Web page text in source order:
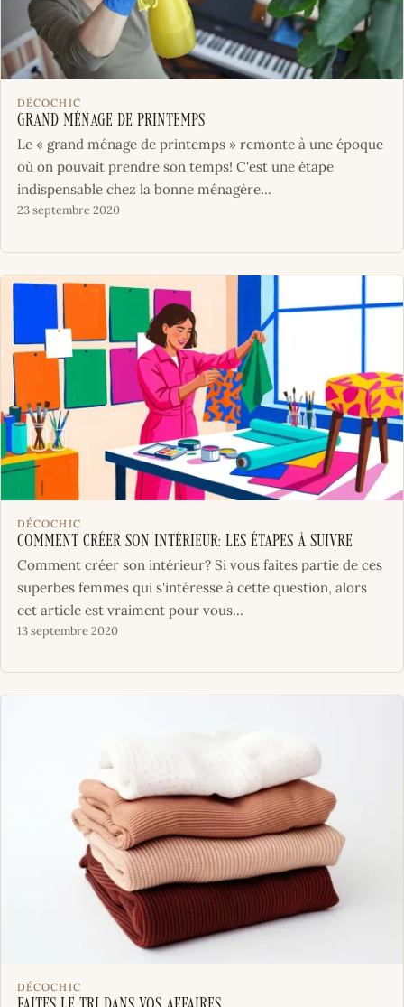
DÉCOCHIC
Grand ménage de printemps
Le « grand ménage de printemps » remonte à une époque
où on pouvait prendre son temps! C'est une étape
indispensable chez la bonne ménagère...
23 septembre 2020
DÉCOCHIC
Comment créer son intérieur: les étapes à suivre
Comment créer son intérieur? Si vous faites partie de ces
superbes femmes qui s'intéresse à cette question, alors
cet article est vraiment pour vous...
13 septembre 2020
DÉCOCHIC